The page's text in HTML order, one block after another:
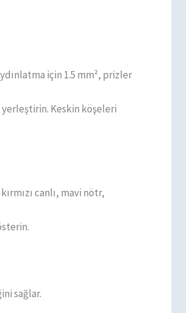
için 1.5 mm², prizler
Keskin köşeleri
canlı, mavi nötr,
sağlar.